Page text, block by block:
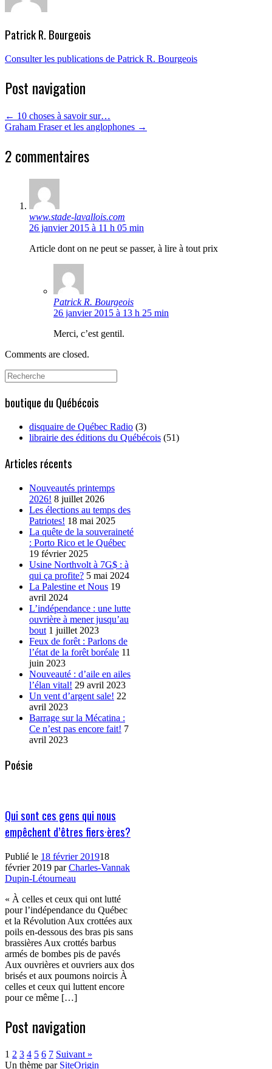
Patrick R. Bourgeois
Consulter les publications de Patrick R. Bourgeois
Post navigation
← 10 choses à savoir sur…
Graham Fraser et les anglophones →
2 commentaires
www.stade-lavallois.com
26 janvier 2015 à 11 h 05 min
Article dont on ne peut se passer, à lire à tout prix
Patrick R. Bourgeois
26 janvier 2015 à 13 h 25 min
Merci, c’est gentil.
Comments are closed.
Search
for:
boutique du Québécois
disquaire de Québec Radio (3)
librairie des éditions du Québécois (51)
Articles récents
Nouveautés printemps
2026! 8 juillet 2026
Les élections au temps des
Patriotes! 18 mai 2025
La quête de la souveraineté
: Porto Rico et le Québec
19 février 2025
Usine Northvolt à 7G$ : à
qui ça profite? 5 mai 2024
La Palestine et Nous 19
avril 2024
L’indépendance : une lutte
ouvrière à mener jusqu’au
bout 1 juillet 2023
Feux de forêt : Parlons de
l’état de la forêt boréale 11
juin 2023
Nouveauté : d’aile en ailes
l’élan vital! 29 avril 2023
Un vent d’argent sale! 22
avril 2023
Barrage sur la Mécatina :
Ce n’est pas encore fait! 7
avril 2023
Poésie
Qui sont ces gens qui nous
empêchent d’êtres fiers·ères?
Publié le 18 février 201918
février 2019 parCharles-Vannak
Dupin-Létourneau
« À celles et ceux qui ont lutté
pour l’indépendance du Québec
et la Révolution Aux crottées aux
poils en-dessous des bras pis sans
brassières Aux crottés barbus
armés de bombes pis de pavés
Aux ouvrières et ouvriers aux dos
brisés et aux poumons noircis À
celles et ceux qui luttent encore
pour ce même […]
Post navigation
1 2 3 4 5 6 7 Suivant »
Un thème par SiteOrigin